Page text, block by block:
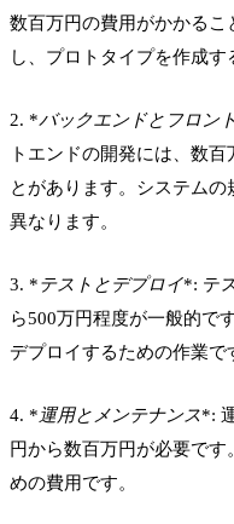
数百万円の費用がかかる
し、プロトタイプを作成す
2. *バックエンドとフロン
トエンドの開発には、数
とがあります。システム
異なります。
3. *テストとデプロイ*: テ
ら500万円程度が一般的で
デプロイするための作業で
4. *運用とメンテナンス*:
円から数百万円が必要で
めの費用です。